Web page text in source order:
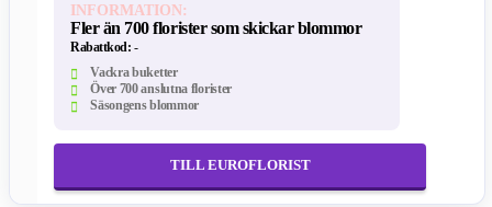
INFORMATION:
Fler än 700 florister som skickar blommor
Rabattkod: -
Vackra buketter
Över 700 anslutna florister
Säsongens blommor
TILL EUROFLORIST